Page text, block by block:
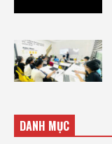
DANH MỤC